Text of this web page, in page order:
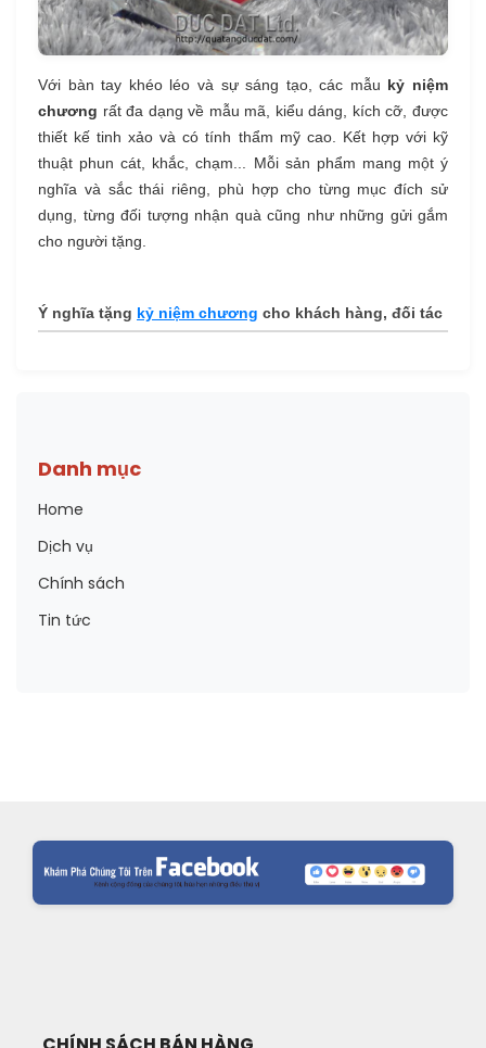
Với bàn tay khéo léo và sự sáng tạo, các mẫu kỷ niệm
chương rất đa dạng về mẫu mã, kiểu dáng, kích cỡ, được
thiết kế tinh xảo và có tính thẩm mỹ cao. Kết hợp với kỹ
thuật phun cát, khắc, chạm... Mỗi sản phẩm mang một ý
nghĩa và sắc thái riêng, phù hợp cho từng mục đích sử
dụng, từng đối tượng nhận quà cũng như những gửi gắm
cho người tặng.
Ý nghĩa tặng kỷ niệm chương cho khách hàng, đối tác
Danh mục
Home
Dịch vụ
Chính sách
Tin tức